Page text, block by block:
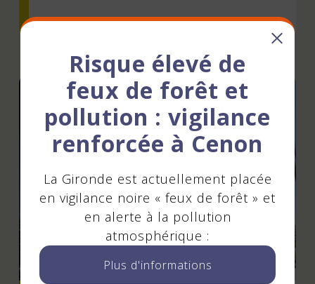
Risque élevé de
feux de forêt et
pollution : vigilance
renforcée à Cenon
La Gironde est actuellement placée
en vigilance noire « feux de forêt » et
en alerte à la pollution
atmosphérique :
Plus d'informations